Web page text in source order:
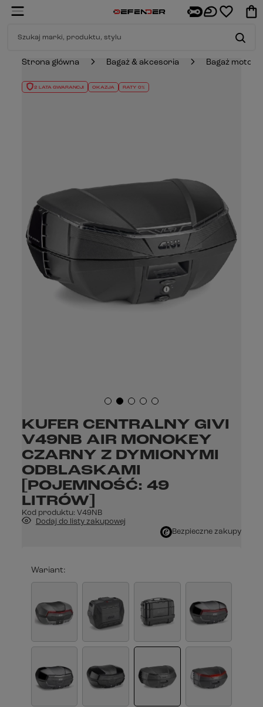
Strona główna Bagaż & akcesoria Bagaż
2 LATA GWARANCJI OKAZJA RATY 0%
KUFER CENTRALNY GIVI
V49NB AIR MONOKEY
CZARNY Z DYMIONYMI
ODBLASKAMI
[POJEMNOŚĆ: 49
LITRÓW]
Kod produktu: V49NB
Dodaj do listy zakupowej
Bezpieczne zakupy
Wariant